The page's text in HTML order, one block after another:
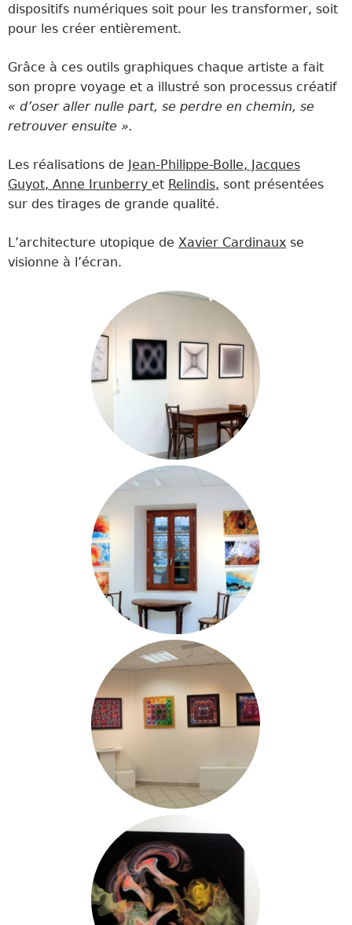
dispositifs numériques soit pour les transformer, soit
pour les créer entièrement.
Grâce à ces outils graphiques chaque artiste a fait
son propre voyage et a illustré son processus créatif
« d’oser aller nulle part, se perdre en chemin, se
retrouver ensuite ».
Les réalisations de Jean-Philippe-Bolle, Jacques
Guyot, Anne Irunberry et Relindis, sont présentées
sur des tirages de grande qualité.
L’architecture utopique de Xavier Cardinaux se
visionne à l’écran.